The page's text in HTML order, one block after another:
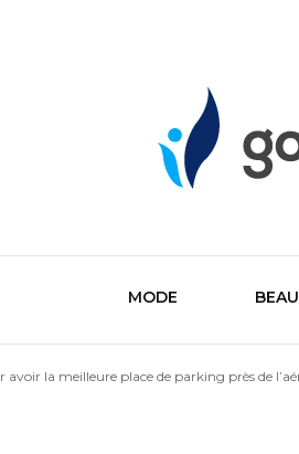
MODE
avoir la meilleure place de parking près de